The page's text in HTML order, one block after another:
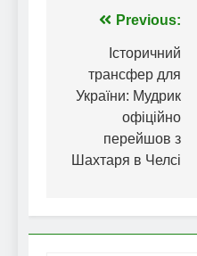
Навігація
записів
Previous:
Історичний
трансфер для
України: Мудрик
офіційно
перейшов з
Шахтаря в Челсі